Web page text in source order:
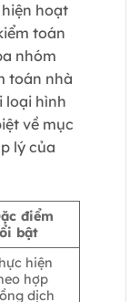
hoạt
toán
nhóm
toán nhà
loại hình
về mục
lý của
điểm
bật
hiện
hợp
dịch